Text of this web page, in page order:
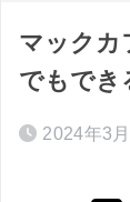
マックカ
でもでき
2024年3